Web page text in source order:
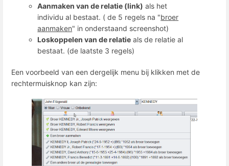
Aanmaken van de relatie (link) als het
individu al bestaat. ( de 5 regels na "broer
aanmaken" in onderstaand screenshot)
Loskoppelen van de relatie als de relatie al
bestaat. (de laatste 3 regels)
Een voorbeeld van een dergelijk menu bij klikken met de
rechtermuisknop kan zijn: